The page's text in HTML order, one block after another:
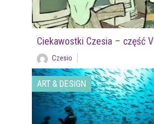
Ciekawostki Czesia – część V
Czesio
ART & DESIGN